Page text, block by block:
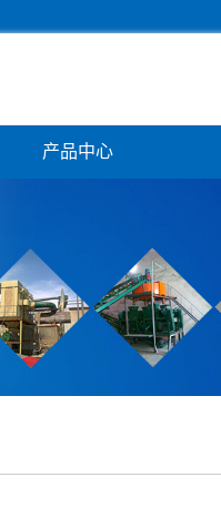
产品中心